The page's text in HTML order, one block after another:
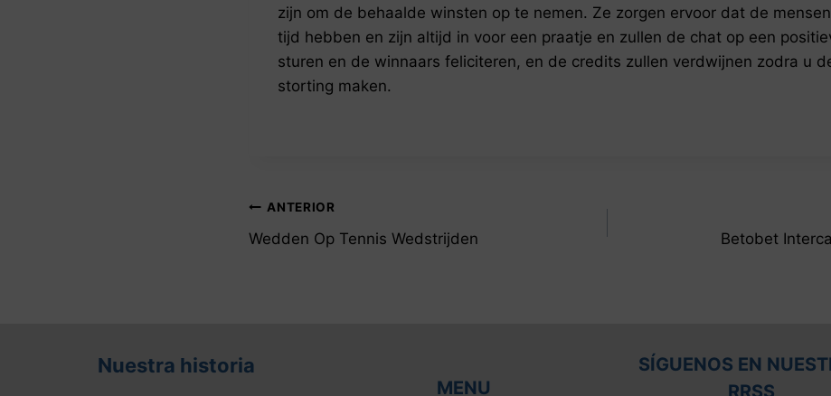
zijn om de behaalde winsten op te nemen. Ze zorgen ervoor dat de
tijd hebben en zijn altijd in voor een praatje en zullen de chat op een
sturen en de winnaars feliciteren, en de credits zullen verdwijnen zodra u
storting maken.
Navegación
de
ANTERIOR
Wedden Op Tennis Wedstrijden Betobet
Nuestra historia
MENU
SÍGUENOS EN
RRSS